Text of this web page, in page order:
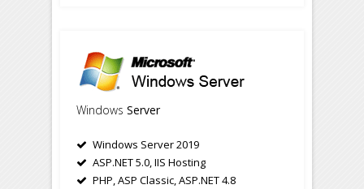
Windows Server
Windows Server 2019
ASP.NET 5.0, IIS Hosting
PHP, ASP Classic, ASP.NET 4.8